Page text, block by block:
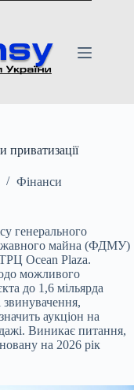
Фінанси
генерального
майна (ФДМУ)
ТРЦ Ocean Plaza.
можливого
до 1,6 мільярда
аукціон на
Виникає питання,
на 2026 рік